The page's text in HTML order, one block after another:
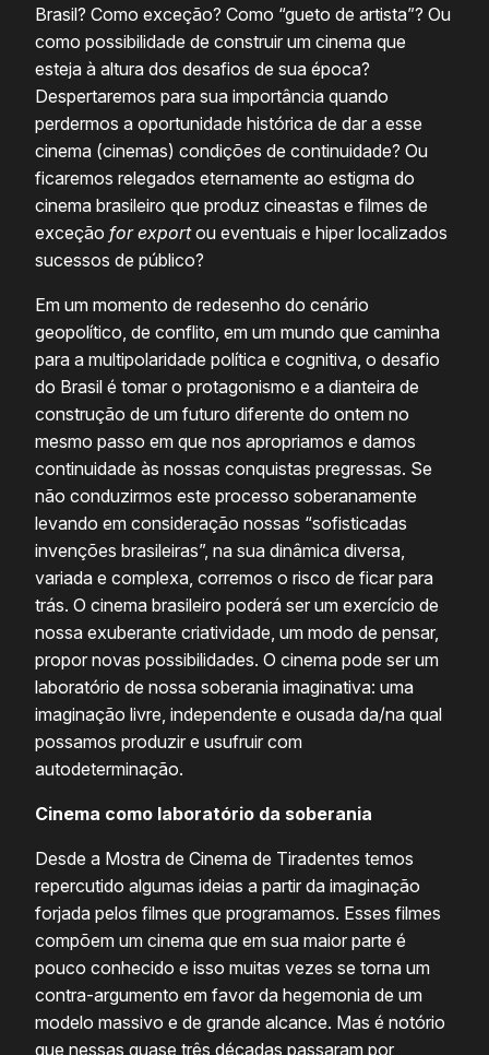
Brasil? Como exceção? Como “gueto de artista”? Ou
como possibilidade de construir um cinema que
esteja à altura dos desafios de sua época?
Despertaremos para sua importância quando
perdermos a oportunidade histórica de dar a esse
cinema (cinemas) condições de continuidade? Ou
ficaremos relegados eternamente ao estigma do
cinema brasileiro que produz cineastas e filmes de
exceção for exportou eventuais e hiper localizados
sucessos de público?
Em um momento de redesenho do cenário
geopolítico, de conflito, em um mundo que caminha
para a multipolaridade política e cognitiva, o desafio
do Brasil é tomar o protagonismo e a dianteira de
construção de um futuro diferente do ontem no
mesmo passo em que nos apropriamos e damos
continuidade às nossas conquistas pregressas. Se
não conduzirmos este processo soberanamente
levando em consideração nossas “sofisticadas
invenções brasileiras”, na sua dinâmica diversa,
variada e complexa, corremos o risco de ficar para
trás. O cinema brasileiro poderá ser um exercício de
nossa exuberante criatividade, um modo de pensar,
propor novas possibilidades. O cinema pode ser um
laboratório de nossa soberania imaginativa: uma
imaginação livre, independente e ousada da/na qual
possamos produzir e usufruir com
autodeterminação.
Cinema como laboratório da soberania
Desde a Mostra de Cinema de Tiradentes temos
repercutido algumas ideias a partir da imaginação
forjada pelos filmes que programamos. Esses filmes
compõem um cinema que em sua maior parte é
pouco conhecido e isso muitas vezes se torna um
contra-argumento em favor da hegemonia de um
modelo massivo e de grande alcance. Mas é notório
que nessas quase três décadas passaram por